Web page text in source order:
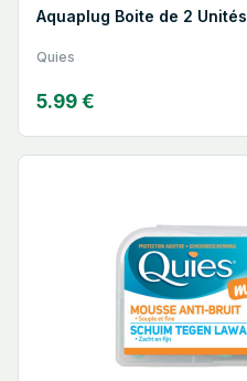
Aquaplug Boite de 2 Unités
Quies
5.99 €